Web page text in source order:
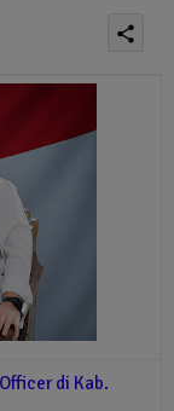
share
di Kab.